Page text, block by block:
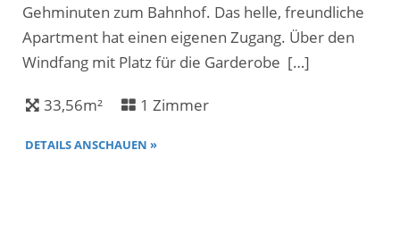
Gehminuten zum Bahnhof. Das helle, freundliche
Apartment hat einen eigenen Zugang. Über den
Windfang mit Platz für die Garderobe […]
33,56m² 1 Zimmer
DETAILS ANSCHAUEN »